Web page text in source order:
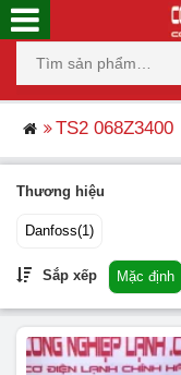
TS2 068Z3400
Thương hiệu
Danfoss(1)
Sắp xếp Mặc định